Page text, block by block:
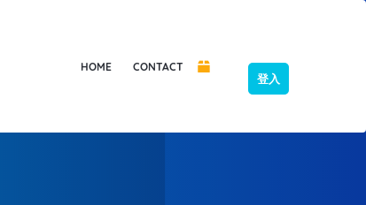
HOME CONTACT
登入